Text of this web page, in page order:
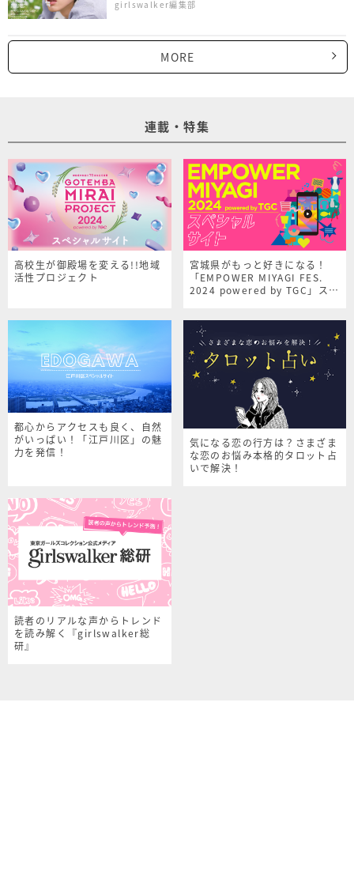
girlswalker編集部
MORE
連載・特集
高校生が御殿場を変える!!地域
活性プロジェクト
宮城県がもっと好きになる！
「EMPOWER MIYAGI FES.
2024 powered by TGC」スペ
都心からアクセスも良く、自然
がいっぱい！「江戸川区」の魅
力を発信！
気になる恋の行方は？さまざま
な恋のお悩み本格的タロット占
いで解決！
読者のリアルな声からトレンド
を読み解く『girlswalker総
研』